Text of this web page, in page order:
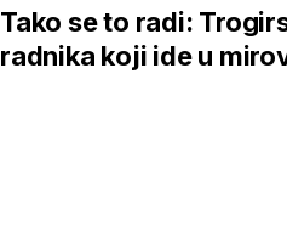
Tako se to radi:
radnika koji ide u